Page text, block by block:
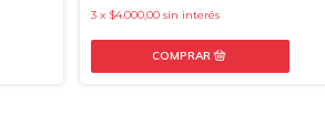
3 x $4.000,00 sin interés